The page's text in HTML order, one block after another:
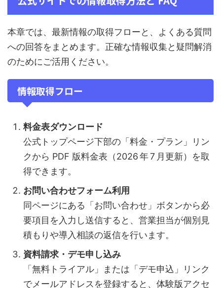
本章では、最新情報の取得フローと、よくある質問
への回答をまとめます。正確な情報収集と疑問解消
のためにご活用ください。
情報取得フロー
料金表ダウンロード
公式トップページ下部の「料金・プラン」リン
クから PDF 版料金表（2026 年 7 月更新）を取
得できます。
お問い合わせフォーム利用
同ページにある「お問い合わせ」ボタンから必
要項目を入力し送信すると、営業担当が個別見
積もりや導入相談の返信を行います。
資料請求・デモ申し込み
「無料トライアル」または「デモ申込」リンク
でメールアドレスを登録すると、体験版アクセ